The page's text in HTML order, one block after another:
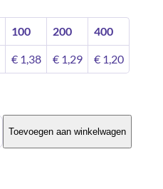
100 200 400
€1,38 €1,29 €1,20
Toevoegen aan winkelwagen